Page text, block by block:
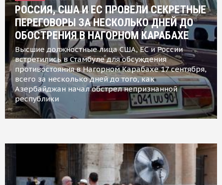
РОССИЯ, США И ЕС ПРОВЕЛИ СЕКРЕТНЫЕ
ПЕРЕГОВОРЫ ЗА НЕСКОЛЬКО ДНЕЙ ДО
ОБОСТРЕНИЯ В НАГОРНОМ КАРАБАХЕ
Высшие должностные лица США, ЕС и России
встретились в Стамбуле для обсуждения
противостояния в Нагорном Карабахе 17 сентября,
всего за несколько дней до того, как
Азербайджан начал обстрел непризнанной
республики